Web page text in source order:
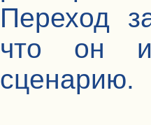
Переход
что он
сценарию.